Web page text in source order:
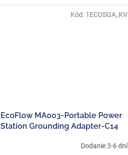
EcoFlow MA003-Portable Power
Station Grounding Adapter-C14
Dodanie 3-6 dní
Kód: 1ECOSGA_KV